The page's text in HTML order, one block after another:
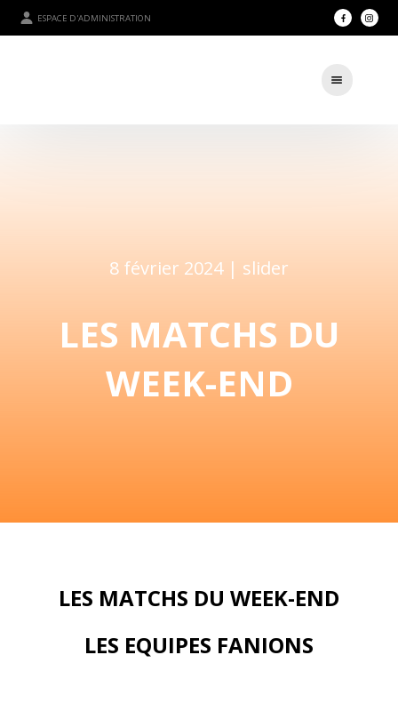
ESPACE D'ADMINISTRATION
8 février 2024 | slider
LES MATCHS DU
WEEK-END
LES MATCHS DU WEEK-END
LES EQUIPES FANIONS